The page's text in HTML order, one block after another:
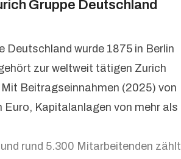
Gruppe Deutschland
Deutschland wurde 1875 in Berlin
zur weltweit tätigen Zurich
Mit Beitragseinnahmen (2025) von
Euro, Kapitalanlagen von mehr als
rund 5.300 Mitarbeitenden zählt